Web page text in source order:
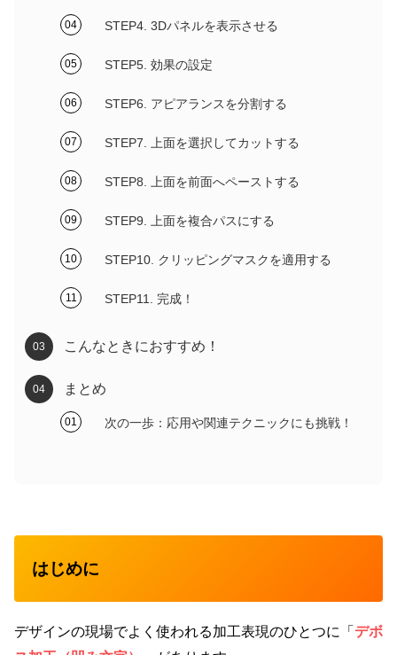
STEP4. 3Dパネルを表示させる
STEP5. 効果の設定
STEP6. アピアランスを分割する
STEP7. 上面を選択してカットする
STEP8. 上面を前面へペーストする
STEP9. 上面を複合パスにする
STEP10. クリッピングマスクを適用する
STEP11. 完成！
こんなときにおすすめ！
まとめ
次の一歩：応用や関連テクニックにも挑戦！
はじめに
デザインの現場でよく使われる加工表現のひとつに「 デボ